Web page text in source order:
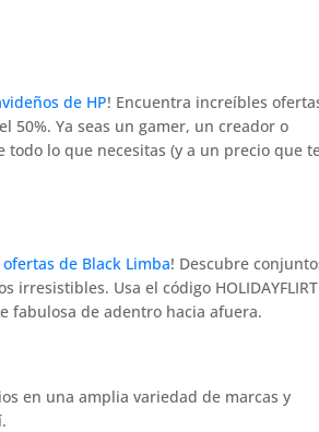
de HP! Encuentra increíbles
50%. Ya seas un gamer, un creador o
lo que necesitas (y a un precio que
ofertas de Black Limba! Descubre
Usa el código HOLIDAYFLIRT
fabulosa de adentro hacia afuera.
en una amplia variedad de marcas y